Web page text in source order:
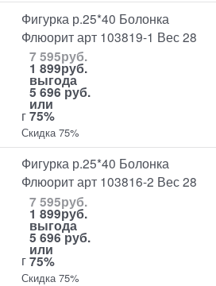
Фигурка р.25*40 Болонка
Флюорит арт 103819-1 Вес 28
г
7 595руб.
1 899руб.
выгода
5 696 руб.
или
75%
Скидка 75%
Фигурка р.25*40 Болонка
Флюорит арт 103816-2 Вес 28
г
7 595руб.
1 899руб.
выгода
5 696 руб.
или
75%
Скидка 75%